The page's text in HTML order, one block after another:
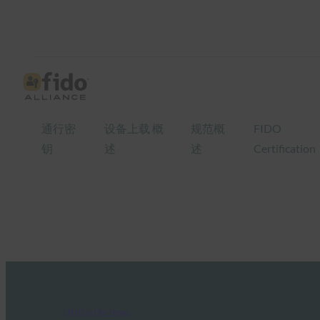
通行密
钥
设备上载 概
述
规范概
述
FIDO
Certification